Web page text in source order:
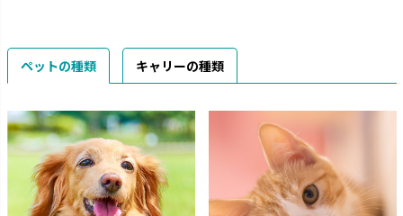
ペットの種類 キャリーの種類